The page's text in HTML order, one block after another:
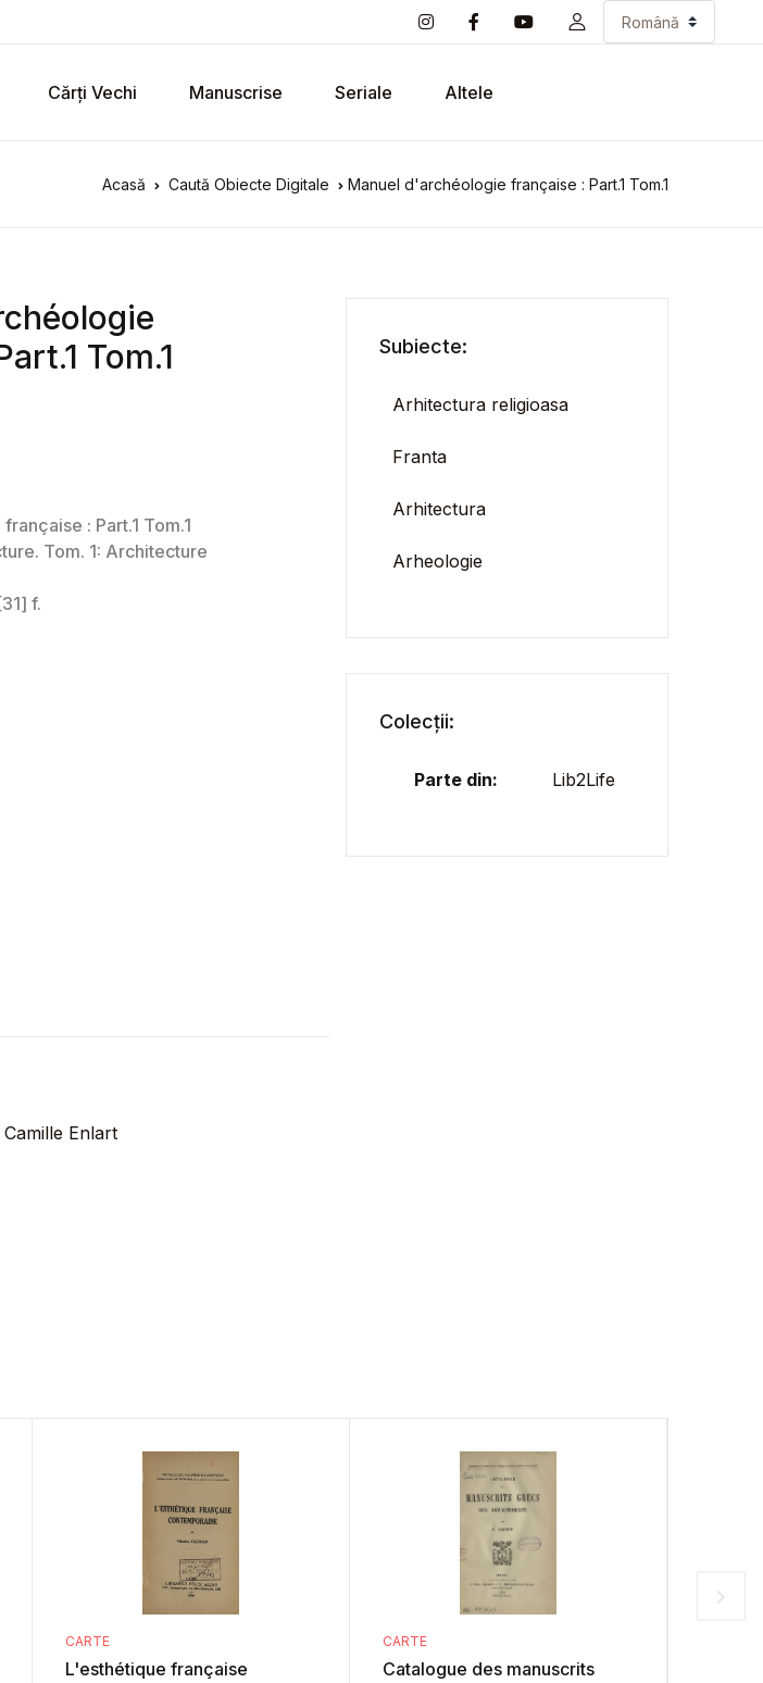
Cărți Vechi Manuscrise Seriale Altele
Acasă Caută Obiecte Digitale Manuel d'archéologie française : Part.1 Tom.1
Tom.1
Camille Enlart
Subiecte:
Arhitectura religioasa
Franta
Arhitectura
Arheologie
Colecții:
Parte din: Lib2Life
CARTE
L'esthétique française
CARTE
Catalogue des manuscrits